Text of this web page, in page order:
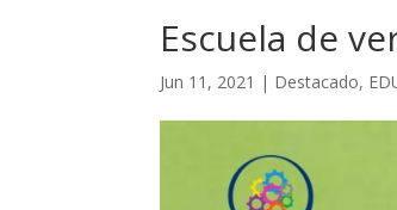
Escuela de
Jun 11, 2021 | Destacado,